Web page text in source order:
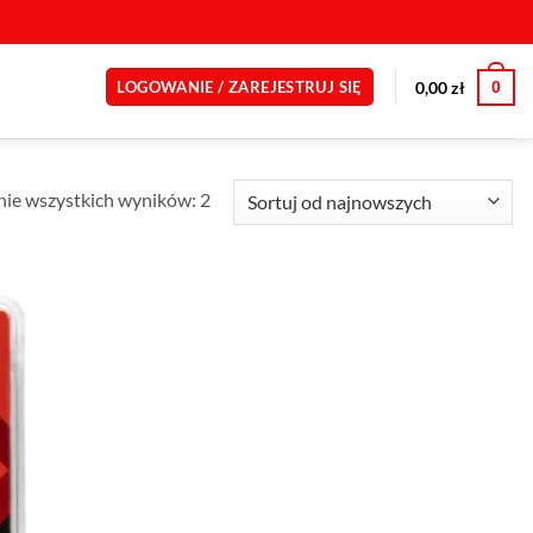
LOGOWANIE / ZAREJESTRUJ SIĘ 0,00zł 0
wszystkich wyników: 2Posortowane
według